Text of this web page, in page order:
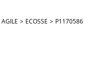
> ECOSSE > P1170586